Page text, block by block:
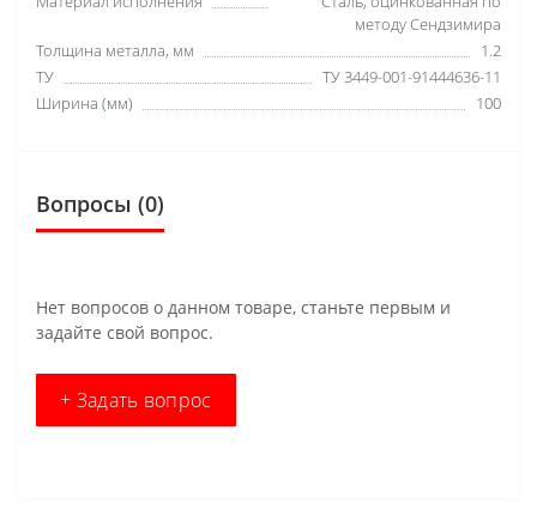
методу Сендзимира
Толщина металла, мм
1.2
ТУ
ТУ 3449-001-91444636-11
Ширина (мм)
100
Вопросы (0)
Нет вопросов о данном товаре, станьте первым и
задайте свой вопрос.
+ Задать вопрос